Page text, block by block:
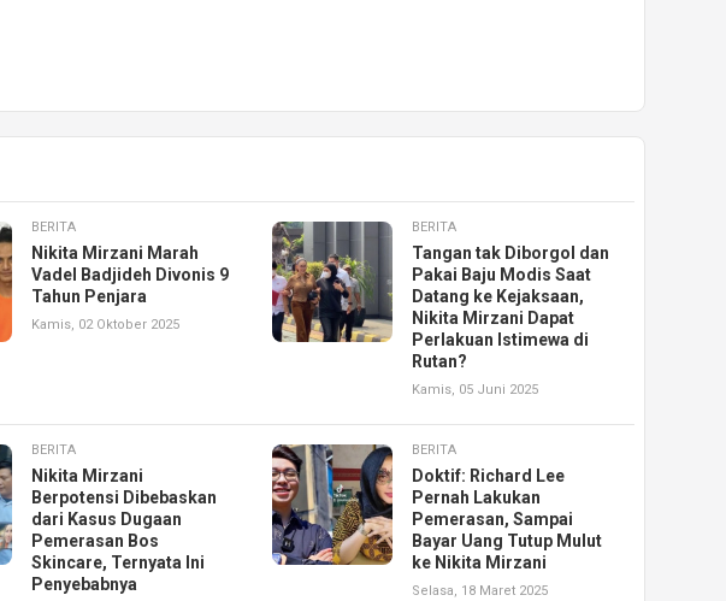
BERITA
Nikita Mirzani Marah
Vadel Badjideh Divonis 9
Tahun Penjara
Kamis, 02 Oktober 2025
BERITA
Tangan tak Diborgol dan
Pakai Baju Modis Saat
Datang ke Kejaksaan,
Nikita Mirzani Dapat
Perlakuan Istimewa di
Rutan?
Kamis, 05 Juni 2025
BERITA
Nikita Mirzani
Berpotensi Dibebaskan
dari Kasus Dugaan
Pemerasan Bos
Skincare, Ternyata Ini
Penyebabnya
BERITA
Doktif: Richard Lee
Pernah Lakukan
Pemerasan, Sampai
Bayar Uang Tutup Mulut
ke Nikita Mirzani
Selasa, 18 Maret 2025